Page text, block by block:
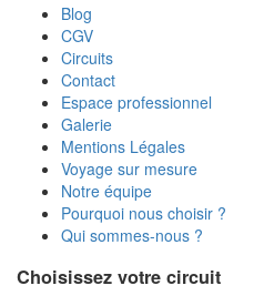
Blog
CGV
Circuits
Contact
Espace professionnel
Galerie
Mentions Légales
Voyage sur mesure
Notre équipe
Pourquoi nous choisir ?
Qui sommes-nous ?
Choisissez votre circuit